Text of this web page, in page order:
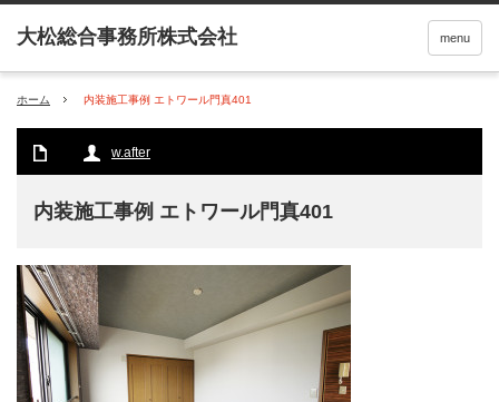
menu
ホーム 内装施工事例 エトワール門真401
w.after
内装施工事例 エトワール門真401